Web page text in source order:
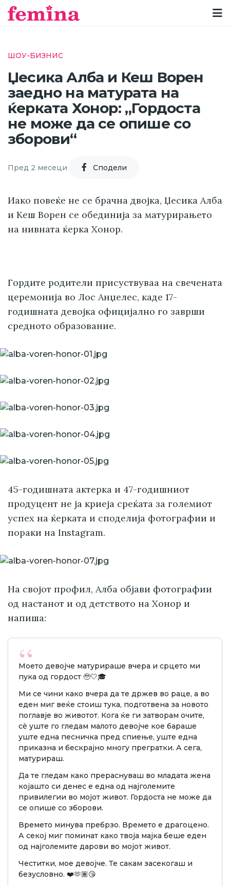
ШОУ-БИЗНИС
Џесика Алба и Кеш Ворен
заедно на матурата на
ќерката Хонор: „Гордоста
не може да се опише со
зборови“
Пред 2 месеци Cподели
Иако повеќе не се брачна двојка, Џесика Алба
и Кеш Ворен се обединија за матурирањето
на нивната ќерка Хонор.
Гордите родители присуствуваа на свечената
церемонија во Лос Анџелес, каде 17-
годишната девојка официјално го заврши
средното образование.
45-годишната актерка и 47-годишниот
продуцент не ја криеја среќата за големиот
успех на ќерката и споделија фотографии и
пораки на Instagram.
На својот профил, Алба објави фотографии
од настанот и од детството на Хонор и
напиша:
Моето девојче матурираше вчера и срцето ми
пука од гордост 🥹🤍🎓
Ми се чини како вчера да те држев во раце, а во
еден миг веќе стоиш тука, подготвена за новото
поглавје во животот. Кога ќе ги затворам очите,
сè уште го гледам малото девојче кое бараше
уште една песничка пред спиење, уште една
приказна и бескрајно многу прегратки. А сега,
матурираш.
Да те гледам како прераснуваш во младата жена
којашто си денес е една од најголемите
привилегии во мојот живот. Гордоста не може да
се опише со зборови.
Времето минува пребрзо. Времето е драгоцено.
А секој миг поминат како твоја мајка беше еден
од најголемите дарови во мојот живот.
Честитки, мое девојче. Те сакам засекогаш и
безусловно. ❤️🫶🏽😘